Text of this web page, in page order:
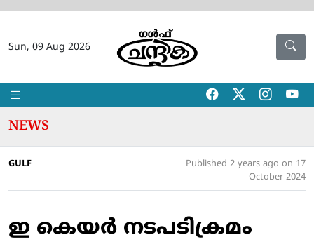
Sun, 09 Aug 2026
NEWS
GULF
Published 2 years ago on 17
October 2024
ഇ കെയര്‍ നടപടിക്രമം